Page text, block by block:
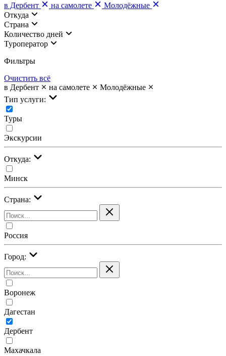
в Дербент
на самолете
Молодёжные
Откуда
Страна
Количество дней
Туроператор
Фильтры
Очистить всё
в Дербент
на самолете
Молодёжные
Тип услуги:
Туры
Экскурсии
Откуда:
Минск
Страна:
Россия
Город:
Воронеж
Дагестан
Дербент
Махачкала